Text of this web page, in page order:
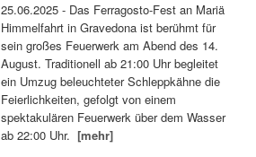
25.06.2025 - Das Ferragosto-Fest an Mariä
Himmelfahrt in Gravedona ist berühmt für
sein großes Feuerwerk am Abend des 14.
August. Traditionell ab 21:00 Uhr begleitet
ein Umzug beleuchteter Schleppkähne die
Feierlichkeiten, gefolgt von einem
spektakulären Feuerwerk über dem Wasser
ab 22:00 Uhr.[mehr]